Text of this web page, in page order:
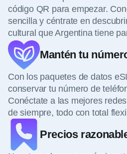
código QR para empezar.
sencilla y céntrate en
cultural que Argentina tiene
Mantén tu
Con los paquetes de datos
conservar tu número de
Conéctate a las mejores
de siempre, todo con total
Precios